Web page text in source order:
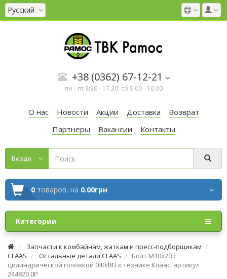
Русский
+38 (0362) 67-12-21
пн - пт 8:30 - 17:30; сб 9:00 - 16:00
О нас Новости Акции Доставка
Возврат
Партнеры
Вакансии Контакты
Везде
0 товаров, на 0.00грн
Категории
Запчасти к комбайнам, жаткам и пресс-подборщикам
CLAAS
Остальные детали CLAAS
Болт М10х20 с
цилиндрической головкой 040483 к технике Клаас, артикул
244820.0P